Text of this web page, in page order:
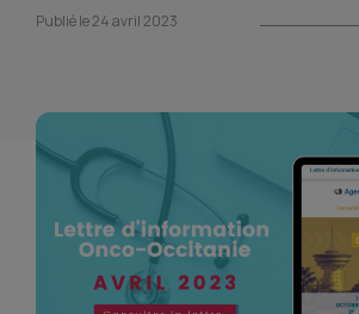
Publié le 24 avril 2023